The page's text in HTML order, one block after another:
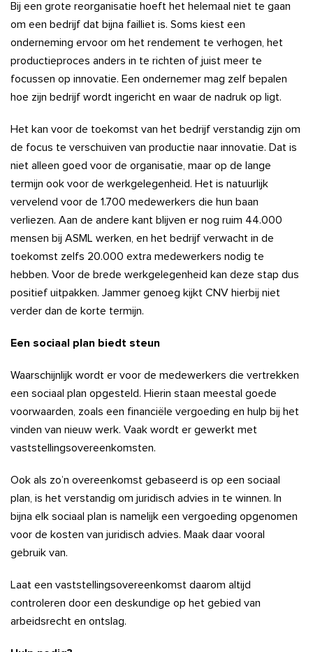
Bij een grote reorganisatie hoeft het helemaal niet te gaan
om een bedrijf dat bijna failliet is. Soms kiest een
onderneming ervoor om het rendement te verhogen, het
productieproces anders in te richten of juist meer te
focussen op innovatie. Een ondernemer mag zelf bepalen
hoe zijn bedrijf wordt ingericht en waar de nadruk op ligt.
Het kan voor de toekomst van het bedrijf verstandig zijn om
de focus te verschuiven van productie naar innovatie. Dat is
niet alleen goed voor de organisatie, maar op de lange
termijn ook voor de werkgelegenheid. Het is natuurlijk
vervelend voor de 1.700 medewerkers die hun baan
verliezen. Aan de andere kant blijven er nog ruim 44.000
mensen bij ASML werken, en het bedrijf verwacht in de
toekomst zelfs 20.000 extra medewerkers nodig te
hebben. Voor de brede werkgelegenheid kan deze stap dus
positief uitpakken. Jammer genoeg kijkt CNV hierbij niet
verder dan de korte termijn.
Een sociaal plan biedt steun
Waarschijnlijk wordt er voor de medewerkers die vertrekken
een sociaal plan opgesteld. Hierin staan meestal goede
voorwaarden, zoals een financiële vergoeding en hulp bij het
vinden van nieuw werk. Vaak wordt er gewerkt met
vaststellingsovereenkomsten.
Ook als zo’n overeenkomst gebaseerd is op een sociaal
plan, is het verstandig om juridisch advies in te winnen. In
bijna elk sociaal plan is namelijk een vergoeding opgenomen
voor de kosten van juridisch advies. Maak daar vooral
gebruik van.
Laat een vaststellingsovereenkomst daarom altijd
controleren door een deskundige op het gebied van
arbeidsrecht en ontslag.